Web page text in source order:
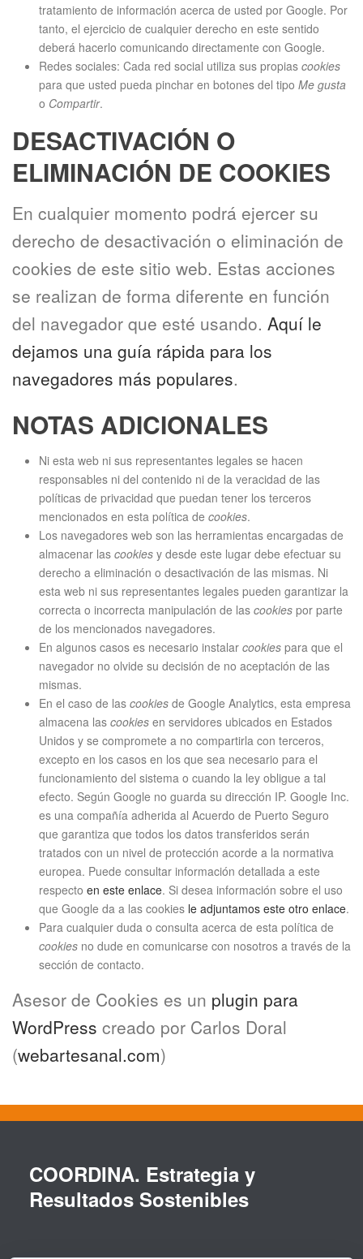
tratamiento de información acerca de usted por Google. Por
tanto, el ejercicio de cualquier derecho en este sentido
deberá hacerlo comunicando directamente con Google.
Redes sociales: Cada red social utiliza sus propias cookies
para que usted pueda pinchar en botones del tipo Me gusta
o Compartir.
DESACTIVACIÓN O
ELIMINACIÓN DE COOKIES
En cualquier momento podrá ejercer su
derecho de desactivación o eliminación de
cookies de este sitio web. Estas acciones
se realizan de forma diferente en función
del navegador que esté usando. Aquí le
dejamos una guía rápida para los
navegadores más populares.
NOTAS ADICIONALES
Ni esta web ni sus representantes legales se hacen
responsables ni del contenido ni de la veracidad de las
políticas de privacidad que puedan tener los terceros
mencionados en esta política de cookies.
Los navegadores web son las herramientas encargadas de
almacenar las cookiesy desde este lugar debe efectuar su
derecho a eliminación o desactivación de las mismas. Ni
esta web ni sus representantes legales pueden garantizar la
correcta o incorrecta manipulación de las cookiespor parte
de los mencionados navegadores.
En algunos casos es necesario instalar cookiespara que el
navegador no olvide su decisión de no aceptación de las
mismas.
En el caso de las cookiesde Google Analytics, esta empresa
almacena las cookiesen servidores ubicados en Estados
Unidos y se compromete a no compartirla con terceros,
excepto en los casos en los que sea necesario para el
funcionamiento del sistema o cuando la ley obligue a tal
efecto. Según Google no guarda su dirección IP. Google Inc.
es una compañía adherida al Acuerdo de Puerto Seguro
que garantiza que todos los datos transferidos serán
tratados con un nivel de protección acorde a la normativa
europea. Puede consultar información detallada a este
respecto en este enlace. Si desea información sobre el uso
que Google da a las cookies le adjuntamos este otro enlace.
Para cualquier duda o consulta acerca de esta política de
cookiesno dude en comunicarse con nosotros a través de la
sección de contacto.
Asesor de Cookies es un plugin para
WordPress creado por Carlos Doral
(webartesanal.com)
COORDINA. Estrategia y
Resultados Sostenibles